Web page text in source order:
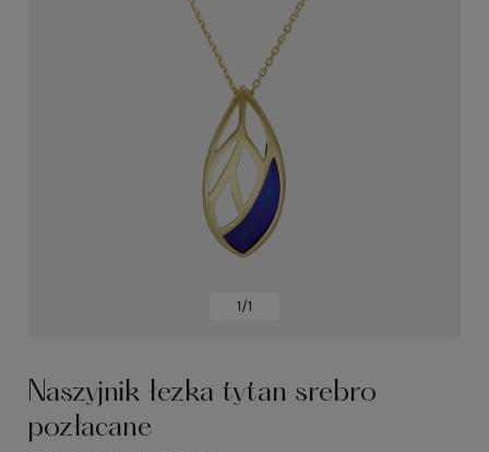
1/1
Naszyjnik łezka tytan srebro
pozłacane